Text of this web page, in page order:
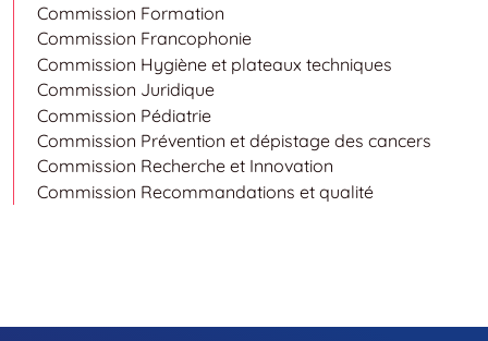
Commission Formation
Commission Francophonie
Commission Hygiène et plateaux techniques
Commission Juridique
Commission Pédiatrie
Commission Prévention et dépistage des cancers
Commission Recherche et Innovation
Commission Recommandations et qualité